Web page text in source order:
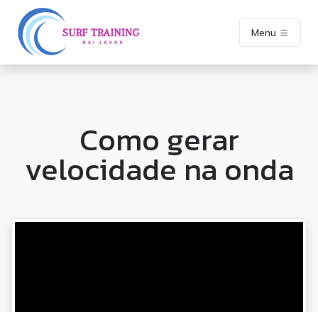
Menu
Como gerar
velocidade na onda